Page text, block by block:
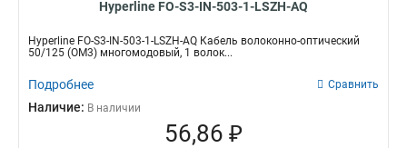
Hyperline FO-S3-IN-503-1-LSZH-AQ
Hyperline FO-S3-IN-503-1-LSZH-AQ Кабель волоконно-оптический
50/125 (OM3) многомодовый, 1 волок...
Подробнее Сравнить
Наличие: В наличии
56,86 ₽